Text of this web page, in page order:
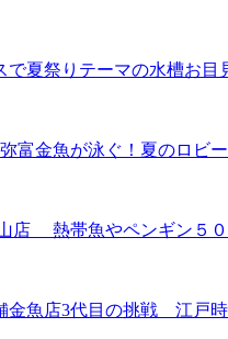
夏祭りテーマの水槽お目
富金魚が泳ぐ！夏のロビ
店 熱帯魚やペンギン５０
金魚店3代目の挑戦 江戸